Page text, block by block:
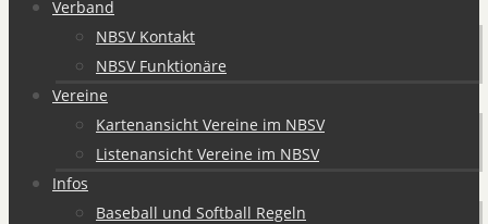
Verband
NBSV Kontakt
NBSV Funktionäre
Vereine
Kartenansicht Vereine im NBSV
Listenansicht Vereine im NBSV
Infos
Baseball und Softball Regeln